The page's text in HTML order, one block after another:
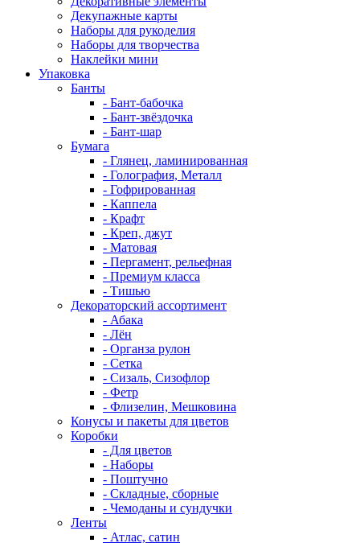
Декупажные карты
Наборы для рукоделия
Наборы для творчества
Наклейки мини
Упаковка
Банты
- Бант-бабочка
- Бант-звёздочка
- Бант-шар
Бумага
- Глянец, ламинированная
- Голография, Металл
- Гофрированная
- Каппела
- Крафт
- Креп, джут
- Матовая
- Пергамент, рельефная
- Премиум класса
- Тишью
Декораторский ассортимент
- Абака
- Лён
- Органза рулон
- Сетка
- Сизаль, Сизофлор
- Фетр
- Флизелин, Мешковина
Конусы и пакеты для цветов
Коробки
- Для цветов
- Наборы
- Поштучно
- Складные, сборные
- Чемоданы и сундучки
Ленты
- Атлас, сатин